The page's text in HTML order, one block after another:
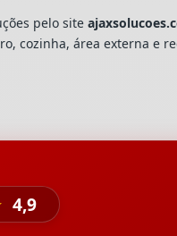
pelo site
cozinha, área externa e
4,9